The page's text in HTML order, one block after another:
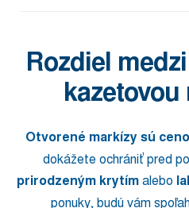
Rozdiel
Otvorené markízy sú
dokážete ochrániť pred
prirodzeným krytímalebo
ponuky, budú vám